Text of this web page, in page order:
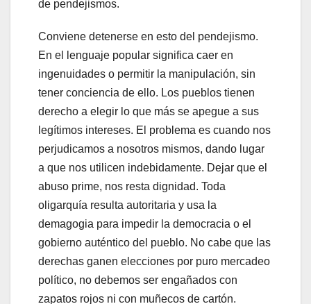
de pendejismos.
Conviene detenerse en esto del pendejismo.
En el lenguaje popular significa caer en
ingenuidades o permitir la manipulación, sin
tener conciencia de ello. Los pueblos tienen
derecho a elegir lo que más se apegue a sus
legítimos intereses. El problema es cuando nos
perjudicamos a nosotros mismos, dando lugar
a que nos utilicen indebidamente. Dejar que el
abuso prime, nos resta dignidad. Toda
oligarquía resulta autoritaria y usa la
demagogia para impedir la democracia o el
gobierno auténtico del pueblo. No cabe que las
derechas ganen elecciones por puro mercadeo
político, no debemos ser engañados con
zapatos rojos ni con muñecos de cartón.